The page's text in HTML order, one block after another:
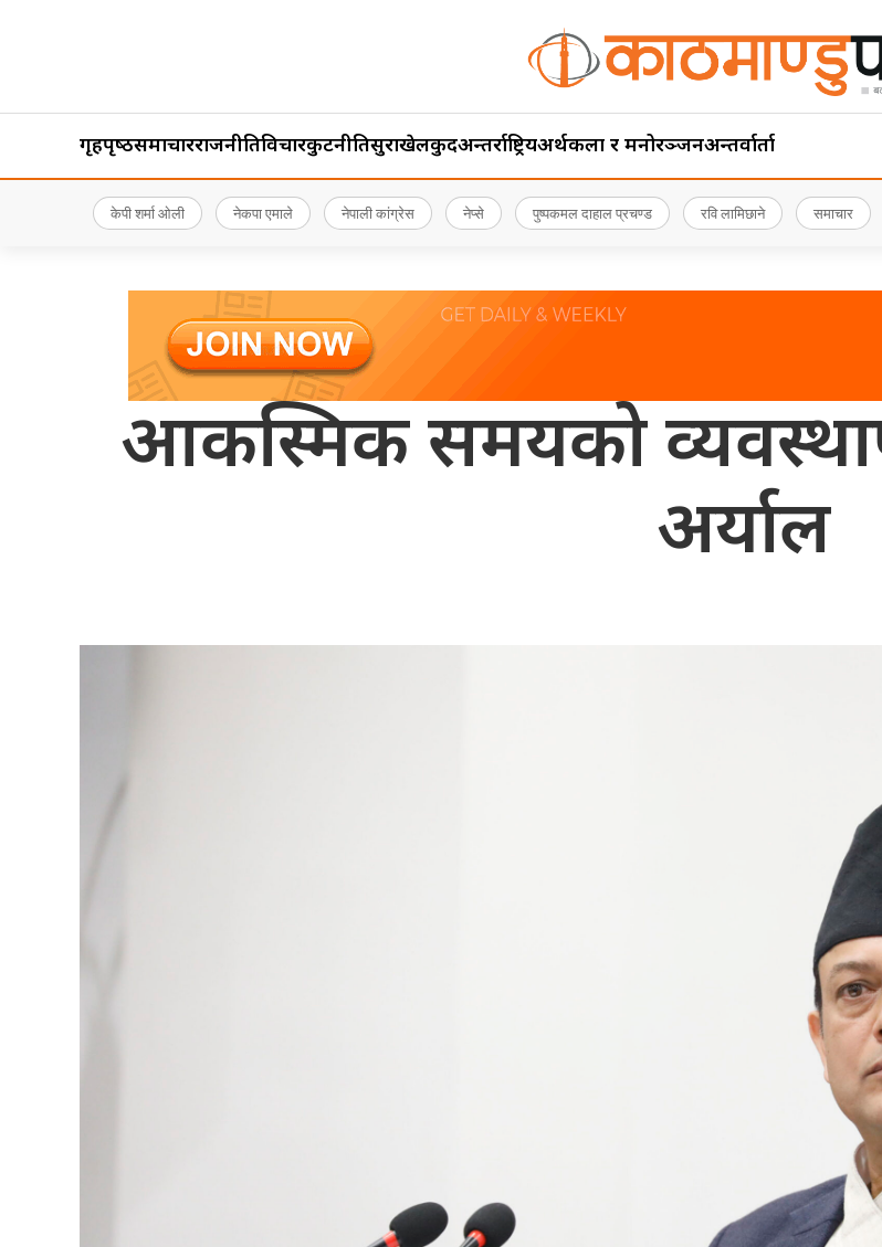
गृहपृष्‍ठसमाचारराजनीतिविचारकुटनीतिसुरक्षाखेलकुदअन्तर्राष्ट्रियअर्थकला र मनोरञ्जनअन्तर्वार्ता
केपी शर्मा ओली नेकपा एमाले नेपाली कांग्रेस नेप्से पुष्पकमल दाहाल प्रचण्ड रवि लामिछाने समाचार
आकस्मिक समयको
अर्याल